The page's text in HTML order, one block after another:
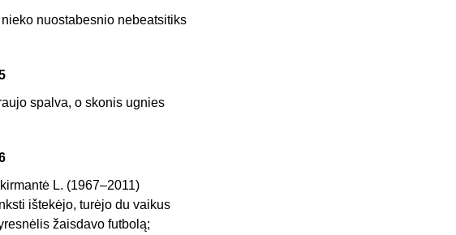
nieko nuostabesnio nebeatsitiks
spalva, o skonis ugnies
L. (1967–2011)
ištekėjo, turėjo du vaikus
žaisdavo futbolą;